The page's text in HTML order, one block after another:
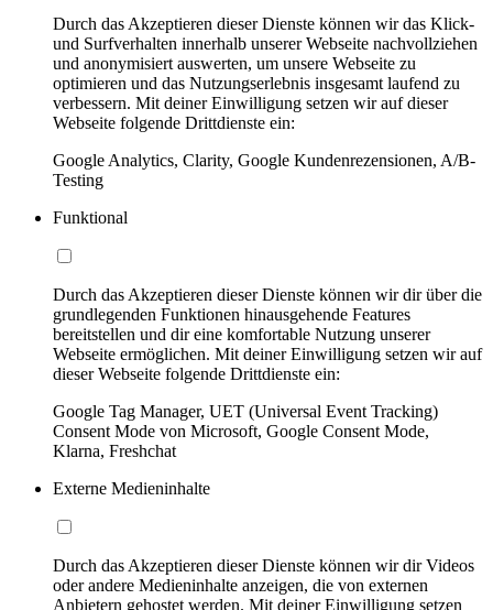
Durch das Akzeptieren dieser Dienste können wir das Klick-
und Surfverhalten innerhalb unserer Webseite nachvollziehen
und anonymisiert auswerten, um unsere Webseite zu
optimieren und das Nutzungserlebnis insgesamt laufend zu
verbessern. Mit deiner Einwilligung setzen wir auf dieser
Webseite folgende Drittdienste ein:
Google Analytics, Clarity, Google Kundenrezensionen, A/B-
Testing
Funktional
Durch das Akzeptieren dieser Dienste können wir dir über die
grundlegenden Funktionen hinausgehende Features
bereitstellen und dir eine komfortable Nutzung unserer
Webseite ermöglichen. Mit deiner Einwilligung setzen wir auf
dieser Webseite folgende Drittdienste ein:
Google Tag Manager, UET (Universal Event Tracking)
Consent Mode von Microsoft, Google Consent Mode,
Klarna, Freshchat
Externe Medieninhalte
Durch das Akzeptieren dieser Dienste können wir dir Videos
oder andere Medieninhalte anzeigen, die von externen
Anbietern gehostet werden. Mit deiner Einwilligung setzen